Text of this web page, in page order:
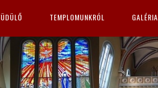
TEMPLOMUNKRÓL GALÉRIA